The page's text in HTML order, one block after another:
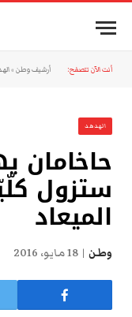
أنت الآن تتصفح: أرشيف وطن »
الهدهد
حاخامان
ستزول
الميعاد
وطن 18 مايو، 2016